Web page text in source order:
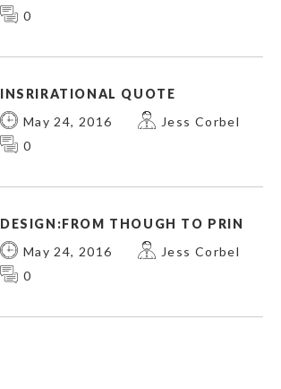
0
INSRIRATIONAL QUOTE
May 24, 2016
Jess Corbel
0
DESIGN:FROM THOUGH TO PRIN
May 24, 2016
Jess Corbel
0